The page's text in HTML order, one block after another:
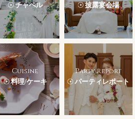
チャペル 披露宴会場
Cuisine
料理/ケーキ
Party Report
パーティレポート